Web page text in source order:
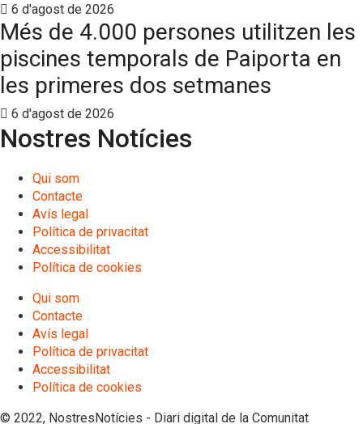
6 d'agost de 2026
Més de 4.000 persones utilitzen les
piscines temporals de Paiporta en
les primeres dos setmanes
6 d'agost de 2026
Nostres Notícies
Qui som
Contacte
Avís legal
Política de privacitat
Accessibilitat
Política de cookies
Qui som
Contacte
Avís legal
Política de privacitat
Accessibilitat
Política de cookies
© 2022, NostresNotícies - Diari digital de la Comunitat